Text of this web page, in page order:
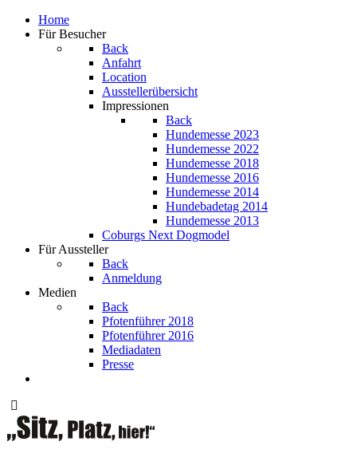
Home
Für Besucher
Back
Anfahrt
Location
Ausstellerübersicht
Impressionen
Back
Hundemesse 2023
Hundemesse 2022
Hundemesse 2018
Hundemesse 2016
Hundemesse 2014
Hundebadetag 2014
Hundemesse 2013
Coburgs Next Dogmodel
Für Aussteller
Back
Anmeldung
Medien
Back
Pfotenführer 2018
Pfotenführer 2016
Mediadaten
Presse